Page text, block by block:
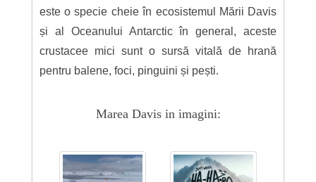
este o specie cheie în ecosistemul Mării Davis
și al Oceanului Antarctic în general, aceste
crustacee mici sunt o sursă vitală de hrană
pentru balene, foci, pinguini și pești.
Marea Davis in imagini: